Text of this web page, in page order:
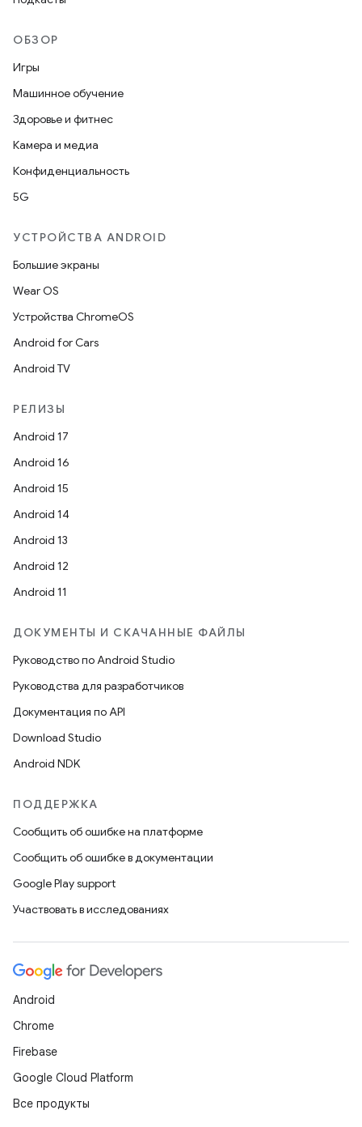
ОБЗОР
Игры
Машинное обучение
Здоровье и фитнес
Камера и медиа
Конфиденциальность
5G
УСТРОЙСТВА ANDROID
Большие экраны
Wear OS
Устройства ChromeOS
Android for Cars
Android TV
РЕЛИЗЫ
Android 17
Android 16
Android 15
Android 14
Android 13
Android 12
Android 11
ДОКУМЕНТЫ И СКАЧАННЫЕ ФАЙЛЫ
Руководство по Android Studio
Руководства для разработчиков
Документация по API
Download Studio
Android NDK
ПОДДЕРЖКА
Сообщить об ошибке на платформе
Сообщить об ошибке в документации
Google Play support
Участвовать в исследованиях
Android
Chrome
Firebase
Google Cloud Platform
Все продукты